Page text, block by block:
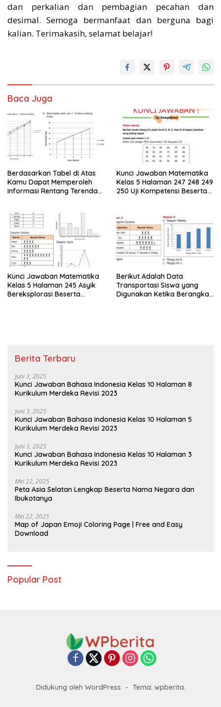
dan perkalian dan pembagian pecahan dan
desimal. Semoga bermanfaat dan berguna bagi
kalian. Terimakasih, selamat belajar!
Baca Juga
Berdasarkan Tabel di Atas
Kamu Dapat Memperoleh
Informasi Rentang Terendah
Kunci Jawaban Matematika
Kelas 5 Halaman 247 248 249
250 Uji Kompetensi Beserta
Kunci Jawaban Matematika
Kelas 5 Halaman 245 Asyik
Bereksplorasi Beserta
Berikut Adalah Data
Transportasi Siswa yang
Digunakan Ketika Berangkat
Berita Terbaru
Juni 3, 2025
Kunci Jawaban Bahasa Indonesia Kelas 10 Halaman 8
Kurikulum Merdeka Revisi 2023
Juni 3, 2025
Kunci Jawaban Bahasa Indonesia Kelas 10 Halaman 5
Kurikulum Merdeka Revisi 2023
Juni 3, 2025
Kunci Jawaban Bahasa Indonesia Kelas 10 Halaman 3
Kurikulum Merdeka Revisi 2023
Mei 22, 2025
Peta Asia Selatan Lengkap Beserta Nama Negara dan
Ibukotanya
Mei 22, 2025
Map of Japan Emoji Coloring Page | Free and Easy
Download
Popular Post
Didukung oleh WordPress - Tema: wpberita.